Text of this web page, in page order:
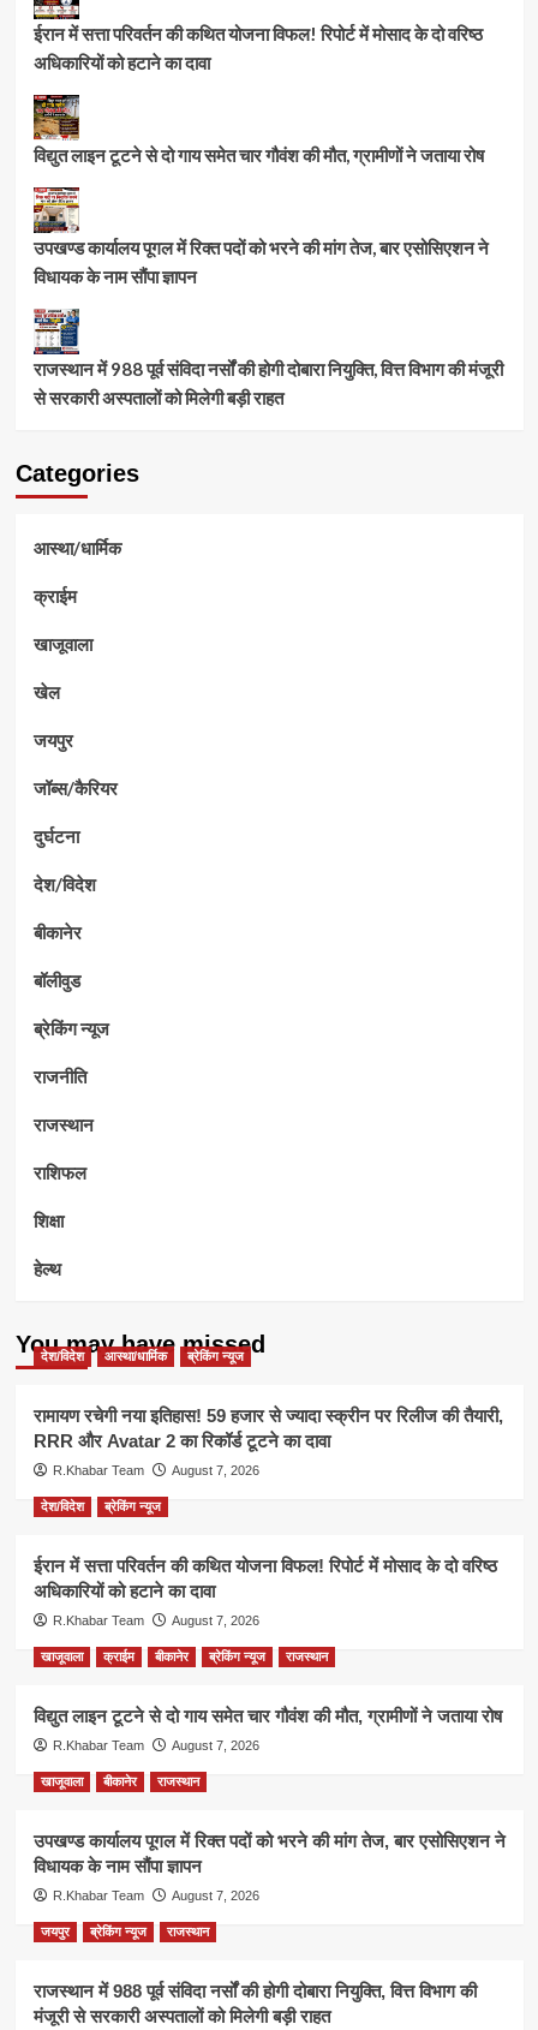
ईरान में सत्ता परिवर्तन की कथित योजना विफल! रिपोर्ट में मोसाद के दो वरिष्ठ
अधिकारियों को हटाने का दावा
विद्युत लाइन टूटने से दो गाय समेत चार गौवंश की मौत, ग्रामीणों ने जताया रोष
उपखण्ड कार्यालय पूगल में रिक्त पदों को भरने की मांग तेज, बार एसोसिएशन ने
विधायक के नाम सौंपा ज्ञापन
राजस्थान में 988 पूर्व संविदा नर्सों की होगी दोबारा नियुक्ति, वित्त विभाग की मंजूरी
से सरकारी अस्पतालों को मिलेगी बड़ी राहत
Categories
आस्था/धार्मिक
क्राईम
खाजूवाला
खेल
जयपुर
जॉब्स/कैरियर
दुर्घटना
देश/विदेश
बीकानेर
बॉलीवुड
ब्रेकिंग न्यूज
राजनीति
राजस्थान
राशिफल
शिक्षा
हेल्थ
You may have missed
देश/विदेश आस्था/धार्मिक ब्रेकिंग न्यूज
रामायण रचेगी नया इतिहास! 59 हजार से ज्यादा स्क्रीन पर रिलीज की तैयारी,
RRR और Avatar 2 का रिकॉर्ड टूटने का दावा
R.Khabar Team August 7, 2026
देश/विदेश ब्रेकिंग न्यूज
ईरान में सत्ता परिवर्तन की कथित योजना विफल! रिपोर्ट में मोसाद के दो वरिष्ठ
अधिकारियों को हटाने का दावा
R.Khabar Team August 7, 2026
खाजूवाला क्राईम बीकानेर ब्रेकिंग न्यूज राजस्थान
विद्युत लाइन टूटने से दो गाय समेत चार गौवंश की मौत, ग्रामीणों ने जताया रोष
R.Khabar Team August 7, 2026
खाजूवाला बीकानेर राजस्थान
उपखण्ड कार्यालय पूगल में रिक्त पदों को भरने की मांग तेज, बार एसोसिएशन ने
विधायक के नाम सौंपा ज्ञापन
R.Khabar Team August 7, 2026
जयपुर ब्रेकिंग न्यूज राजस्थान
राजस्थान में 988 पूर्व संविदा नर्सों की होगी दोबारा नियुक्ति, वित्त विभाग की
मंजूरी से सरकारी अस्पतालों को मिलेगी बड़ी राहत